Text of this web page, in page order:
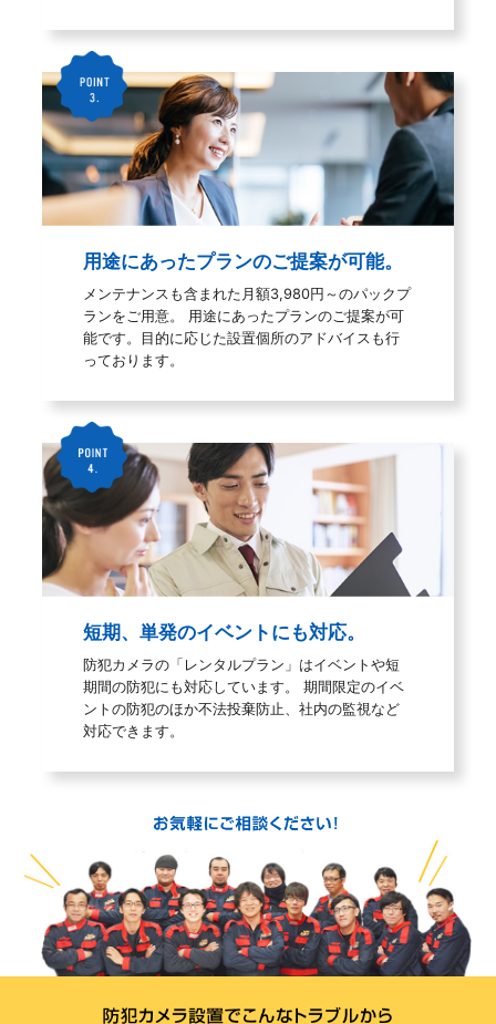
用途にあったプランのご提案が可能。
メンテナンスも含まれた月額3,980円～のパックプ
ランをご用意。 用途にあったプランのご提案が可
能です。目的に応じた設置個所のアドバイスも行
っております。
短期、単発のイベントにも対応。
防犯カメラの「レンタルプラン」はイベントや短
期間の防犯にも対応しています。 期間限定のイベ
ントの防犯のほか不法投棄防止、社内の監視など
対応できます。